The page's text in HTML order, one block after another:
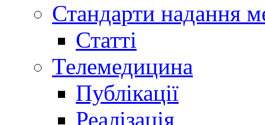
Стандарти надання
Статті
Телемедицина
Публікації
Реалізація